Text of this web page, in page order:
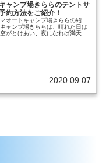
ャンプ場きららのテントサ
約方法をご紹介！
オートキャンプ場きららの紹
ャンプ場きららは、晴れた日は
がとけあい、夜になれば満天の
2020.09.07